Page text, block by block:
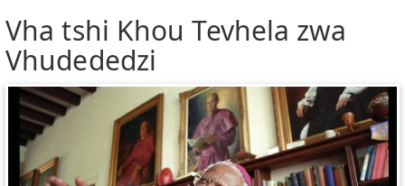
Vha tshi Khou Tevhela zwa
Vhudededzi